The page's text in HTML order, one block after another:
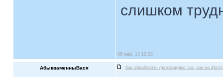
слишком
06 мар, 13 12:28
АбыкваменныВася Как обработать фотографию так, как на